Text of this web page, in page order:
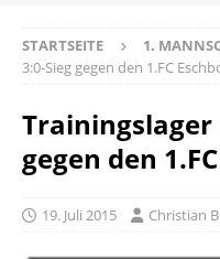
STARTSEITE 1.
3:0-Sieg gegen den 1.FC
Trainingslager
gegen den
19. Juli 2015 Christian